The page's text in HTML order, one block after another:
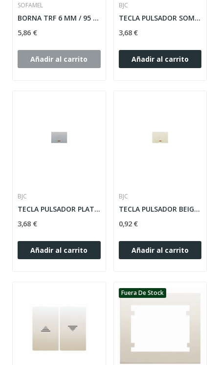
SOFAMEL
BORNA TRF 6 MM / 95 MM BIMETALICA DOBLE DE TORRETA
5,86 €
Añadir al carrito
BJC
TECLA PULSADOR SOMBRA LUZ CON VISOR SERIE CORAL...
3,68 €
Añadir al carrito
BJC
TECLA PULSADOR PLATA LUZ CON VISOR SERIE CORAL...
3,68 €
Añadir al carrito
BJC
TECLA PULSADOR BEIGE LUZ CON VISOR SERIE CORAL...
0,92 €
Añadir al carrito
Fuera De Stock